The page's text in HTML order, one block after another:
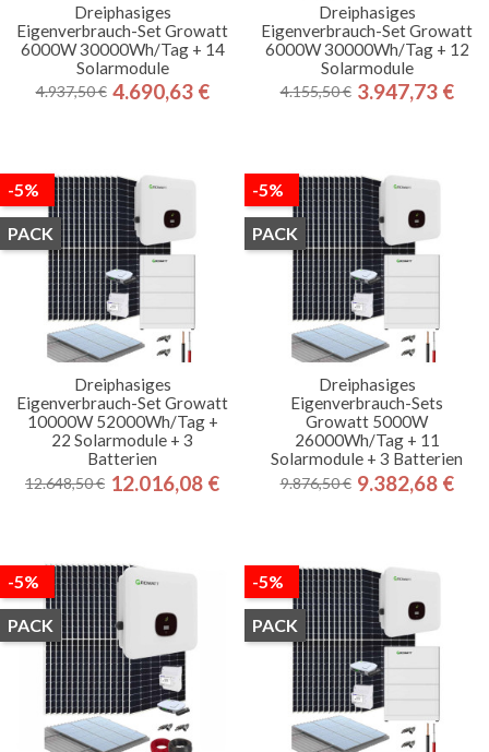
Dreiphasiges
Eigenverbrauch-Set Growatt
6000W 30000Wh/Tag + 14
Solarmodule
Regulärer
4.937,50 € Preis
4.690,63 €
Dreiphasiges
Eigenverbrauch-Set Growatt
6000W 30000Wh/Tag + 12
Solarmodule
Regulärer
4.155,50 € Preis
3.947,73 €
Dreiphasiges
Eigenverbrauch-Set Growatt
10000W 52000Wh/Tag +
22 Solarmodule + 3
Batterien
Regulärer
12.648,50 € Preis
12.016,08 €
-5%
PACK
Dreiphasiges
Eigenverbrauch-Sets
Growatt 5000W
26000Wh/Tag + 11
Solarmodule + 3 Batterien
Regulärer
9.876,50 € Preis
9.382,68 €
-5%
PACK
-5%
PACK
-5%
PACK